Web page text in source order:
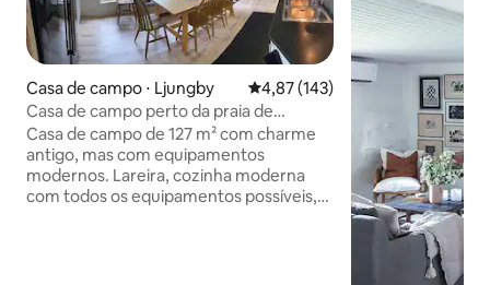
Casa de campo ⋅ Ljungby 4,87 de uma avaliação média de
4,87 (143)
Casa de campo perto da praia de
Bolmen, pesca e banho
Casa de campo de 127 m² com charme
antigo, mas com equipamentos
modernos. Lareira, cozinha moderna
com todos os equipamentos possíveis,